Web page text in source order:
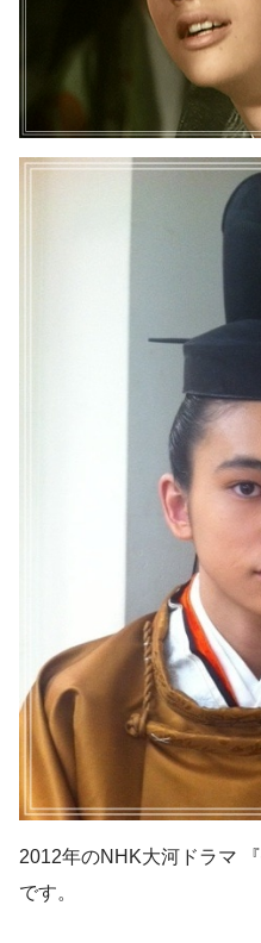
2012年のNHK大河ドラマ
です。